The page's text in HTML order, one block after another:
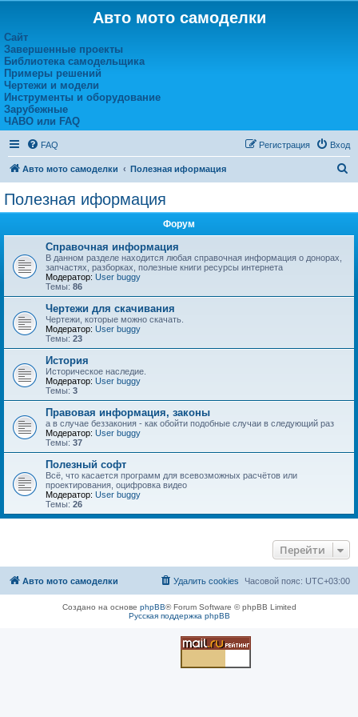
Авто мото самоделки
Сайт
Завершенные проекты
Библиотека самодельщика
Примеры решений
Чертежи и модели
Инструменты и оборудование
Зарубежные
ЧАВО или FAQ
FAQ Вход
Регистрация
Авто мото самоделки Полезная иформация
Полезная иформация
Форум
Справочная информация
В данном разделе находится любая справочная информация о донорах,
запчастях, разборках, полезные книги ресурсы интернета
Модератор: User buggy
Темы: 86
Чертежи для скачивания
Чертежи, которые можно скачать.
Модератор: User buggy
Темы: 23
История
Историческое наследие.
Модератор: User buggy
Темы: 3
Правовая информация, законы
а в случае беззакония - как обойти подобные случаи в следующий раз
Модератор: User buggy
Темы: 37
Полезный софт
Всё, что касается программ для всевозможных расчётов или
проектирования, оцифровка видео
Модератор: User buggy
Темы: 26
Перейти
Авто мото самоделки Часовой пояс: UTC+03:00
Удалить cookies
Создано на основе phpBB® Forum Software © phpBB Limited
Русская поддержка phpBB